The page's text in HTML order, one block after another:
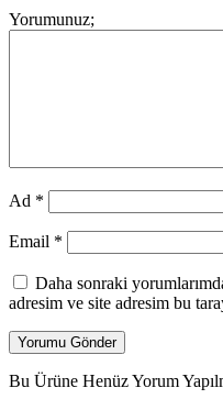
Yorumunuz;
Ad *
Email *
Daha sonraki
adresim ve site adresim bu
Bu Ürüne Henüz Yorum